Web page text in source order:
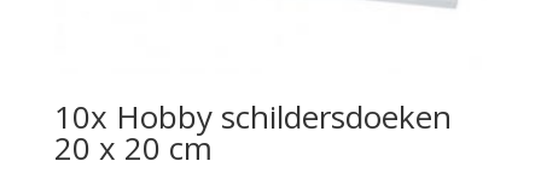
10x Hobby schildersdoeken
20 x 20 cm